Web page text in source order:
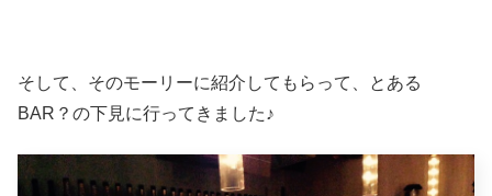
そして、そのモーリーに紹介してもらって、とある
BAR？の下見に行ってきました♪